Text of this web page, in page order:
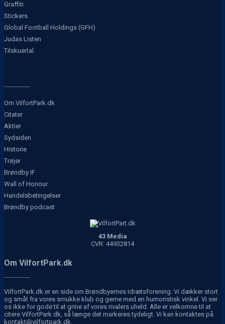
Graffiti
Stickers
Global Football Holdings (GFH)
Judas Listen
Tilskuertal
Om VilfortPark.dk
Citater
Aktier
Sydsiden
Historie
Trøjer
Brøndby IF
Wall of Honour
Handelsbetingelser
Brøndby podcast
43 Media
CVR: 44932814
Om VilfortPark.dk
VilfortPark.dk er en side om Brøndbyernes Idrætsforening. Vi dækker stort
og småt fra vores smukke klub og gerne med en humoristisk vinkel. Vi ser
os ikke for gode til at grine af vores rivalers uheld. Alle er velkomne til at
citere VilfortPark.dk, så længe det markeres tydeligt. Vi kan kontaktes på
kontakt@vilfortpark.dk.